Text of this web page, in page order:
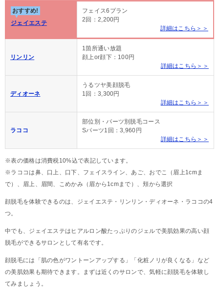
おすすめ!
ジェイエステ
フェイス6プラン
2回：2,200円
詳細はこちら＞＞
リンリン
1箇所通い放題
顔上or顔下：100円
詳細はこちら＞＞
ディオーネ
うるツヤ美顔脱毛
1回：3,300円
詳細はこちら＞＞
ラココ
部位別・パーツ別脱毛コース
Sパーツ1回：3,960円
詳細はこちら＞＞
※表の価格は消費税10%込で表記しています。
※ラココは鼻、口上、口下、フェイスライン、あご、おでこ（眉上1cmま
で）、眉上、眉間、こめかみ（眉から1cmまで）、頬から選択
顔脱毛を体験できるのは、ジェイエステ・リンリン・ディオーネ・ラココの4
つ。
中でも、ジェイエステはヒアルロン酸たっぷりのジェルで美肌効果の高い顔
脱毛ができるサロンとして有名です。
顔脱毛には「肌の色がワントーンアップする」「化粧ノリが良くなる」など
の美肌効果も期待できます。まずは近くのサロンで、気軽に顔脱毛を体験し
てみましょう。